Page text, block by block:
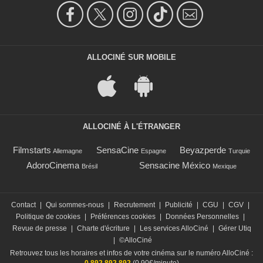
ALLOCINÉ SUR MOBILE
ALLOCINÉ À L'ÉTRANGER
Filmstarts Allemagne SensaCine Espagne Beyazperde Turquie
AdoroCinema Brésil Sensacine México Mexique
Contact Qui sommes-nous Recrutement Publicité CGU CGV
Politique de cookies
Préférences cookies Données Personnelles
Revue de presse
Charte d'écriture Les services AlloCiné
Gérer Utiq
©AlloCiné
Retrouvez tous les horaires et infos de votre cinéma sur le numéro AlloCiné :